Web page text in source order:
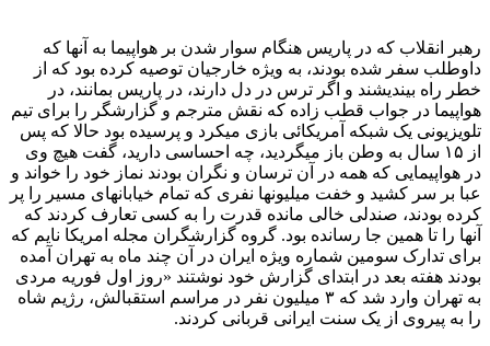
رهبر انقلاب که در پاریس هنگام سوار شدن بر هواپیما به آنها که
داوطلب سفر شده بودند، به ویژه خارجیان توصیه کرده بود که از
خطر راه بیندیشند و اگر ترس در دل دارند، در پاریس بمانند، در
هواپیما در جواب قطب زاده که نقش مترجم و گزارشگر را برای تیم
تلویزیونی یک شبکه آمریکائی بازی میکرد و پرسیده بود حالا که پس
از ۱۵ سال به وطن باز میگردید، چه احساسی دارید، گفت هیچ وی
در هواپیمایی که همه در آن ترسان و نگران بودند نماز خود را خواند و
عبا بر سر کشید و خفت میلیونها نفری که تمام خیابانهای مسیر را پر
کرده بودند، صندلی خالی مانده قدرت را به کسی تعارف کردند که
آنها را تا همین جا رسانده بود. گروه گزارشگران مجله امریکا نایم که
برای تدارک سومین شماره ویژه ایران در آن چند ماه به تهران آمده
بودند هفته بعد در ابتدای گزارش خود نوشتند «روز اول فوریه مردی
به تهران وارد شد که ۳ میلیون نفر در مراسم استقبالش، رژیم شاه
را به پیروی از یک سنت ایرانی قربانی کردند.